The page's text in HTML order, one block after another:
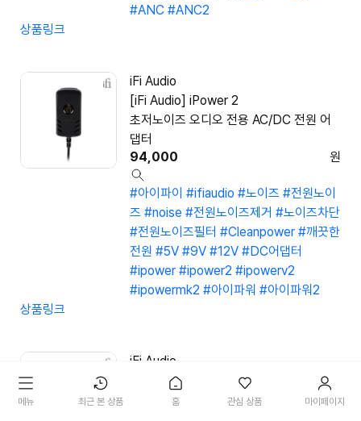
메뉴 최근 본 상품 홈 관심 상품 마이페이지
#ANC #ANC2
상품링크
iFi Audio
[iFi Audio] iPower 2
초저노이즈 오디오 전용 AC/DC 전원 어
댑터
94,000
원
#아이파이 #ifiaudio #노이즈 #전원노이
즈 #noise #전원노이즈제거 #노이즈차단
#전원노이즈필터 #Cleanpower #깨끗한
전원 #5V #9V #12V #DC어댑터
#ipower #ipower2 #ipowerv2
#ipowermk2 #아이파워 #아이파워2
상품링크
iFi Audio
[iFi Audio] high Grade 4.4 to XLR